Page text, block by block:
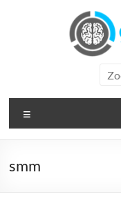
Matters
Insight.
smm